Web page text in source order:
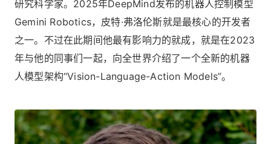
研究科学家。2025年DeepMind发布的机器人控制模型
Gemini Robotics，皮特·弗洛伦斯就是最核心的开发者
之一。不过在此期间他最有影响力的就成，就是在2023
年与他的同事们一起，向全世界介绍了一个全新的机器
人模型架构“Vision-Language-Action Models”。